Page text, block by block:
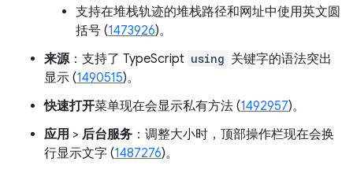
支持在堆栈轨迹的堆栈路径和网址中使用英文圆
括号 (1473926)。
来源：支持了 TypeScript using 关键字的语法突出
显示 (1490515)。
快速打开菜单现在会显示私有方法 (1492957)。
应用 > 后台服务 ：调整大小时，顶部操作栏现在会换
行显示文字 (1487276)。